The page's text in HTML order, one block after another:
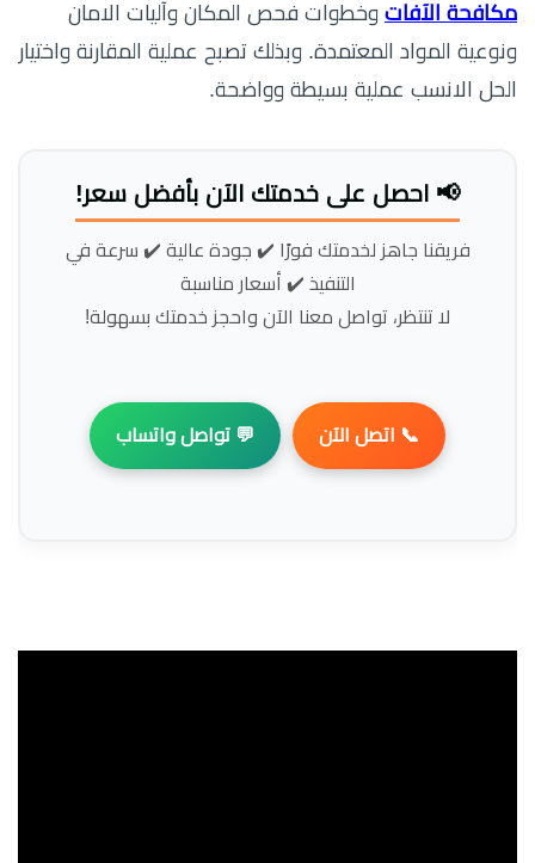
مكافحة الآفات وخطوات فحص المكان وآليات الامان
ونوعية المواد المعتمدة. وبذلك تصبح عملية المقارنة واختيار
الحل الانسب عملية بسيطة وواضحة.
📢 احصل على خدمتك الآن بأفضل سعر!
فريقنا جاهز لخدمتك فورًا ✔️ جودة عالية ✔️ سرعة في
التنفيذ ✔️ أسعار مناسبة
لا تنتظر، تواصل معنا الآن واحجز خدمتك بسهولة!
📞 اتصل الآن 💬 تواصل واتساب